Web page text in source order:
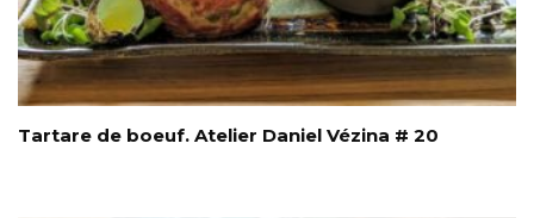
Tartare de boeuf. Atelier Daniel Vézina # 20